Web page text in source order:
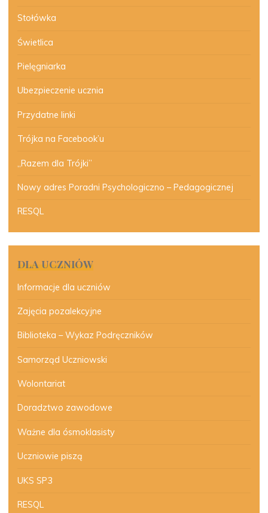
Stołówka
Świetlica
Pielęgniarka
Ubezpieczenie ucznia
Przydatne linki
Trójka na Facebook’u
„Razem dla Trójki”
Nowy adres Poradni Psychologiczno – Pedagogicznej
RESQL
DLA UCZNIÓW
Informacje dla uczniów
Zajęcia pozalekcyjne
Biblioteka – Wykaz Podręczników
Samorząd Uczniowski
Wolontariat
Doradztwo zawodowe
Ważne dla ósmoklasisty
Uczniowie piszą
UKS SP3
RESQL